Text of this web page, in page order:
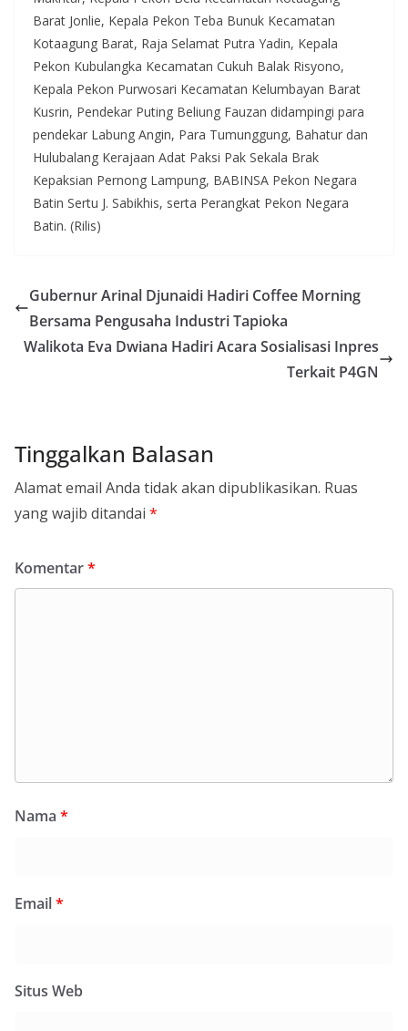
Barat Jonlie, Kepala Pekon Teba Bunuk Kecamatan
Kotaagung Barat, Raja Selamat Putra Yadin, Kepala
Pekon Kubulangka Kecamatan Cukuh Balak Risyono,
Kepala Pekon Purwosari Kecamatan Kelumbayan Barat
Kusrin, Pendekar Puting Beliung Fauzan didampingi para
pendekar Labung Angin, Para Tumunggung, Bahatur dan
Hulubalang Kerajaan Adat Paksi Pak Sekala Brak
Kepaksian Pernong Lampung, BABINSA Pekon Negara
Batin Sertu J. Sabikhis, serta Perangkat Pekon Negara
Batin. (Rilis)
Gubernur Arinal Djunaidi Hadiri Coffee Morning
Bersama Pengusaha Industri Tapioka
Walikota Eva Dwiana Hadiri Acara Sosialisasi Inpres
Terkait P4GN
Tinggalkan Balasan
Alamat email Anda tidak akan dipublikasikan. Ruas
yang wajib ditandai *
Komentar*
Nama *
Email*
Situs Web